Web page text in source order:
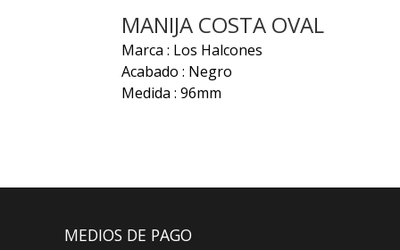
MANIJA COSTA OVAL
Marca : Los Halcones
Acabado : Negro
Medida : 96mm
MEDIOS DE PAGO